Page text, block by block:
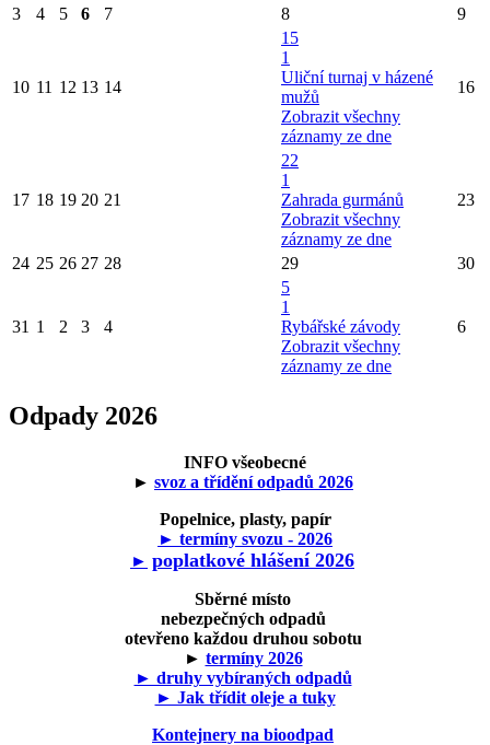
3 4 5 6 7 8 9
10 11 12 13 14
15
1
Uliční turnaj v házené
mužů
Zobrazit všechny
záznamy ze dne
16
17 18 19 20 21
22
1
Zahrada gurmánů
Zobrazit všechny
záznamy ze dne
23
24 25 26 27 28 29 30
31 1 2 3 4
5
1
Rybářské závody
Zobrazit všechny
záznamy ze dne
6
Odpady 2026
INFO všeobecné
► svoz a třídění odpadů 2026
Popelnice, plasty, papír
► termíny svozu - 2026
► poplatkové hlášení 2026
Sběrné místo
nebezpečných odpadů
otevřeno každou druhou sobotu
► termíny 2026
► druhy vybíraných odpadů
► Jak třídit oleje a tuky
Kontejnery na bioodpad